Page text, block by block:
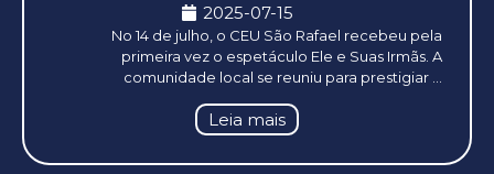
2025-07-15
No 14 de julho, o CEU São Rafael recebeu pela
primeira vez o espetáculo Ele e Suas Irmãs. A
comunidade local se reuniu para prestigiar ...
Leia mais